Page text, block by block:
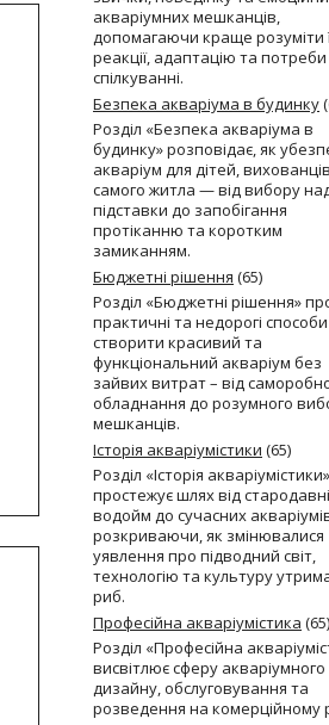
акваріумних мешканців,
допомагаючи краще розуміти
реакції, адаптацію та
спілкуванні.
Безпека акваріума в будинку
Розділ «Безпека акваріума в
будинку» розповідає, як
акваріум для дітей,
самого житла — від вибору
підставки до запобігання
протіканню та коротким
замиканням.
Бюджетні рішення (65)
Розділ «Бюджетні рішення»
практичні та недорогі способи
створити красивий та
функціональний акваріум без
зайвих витрат – від
обладнання до розумного
мешканців.
Історія акваріумістики (65)
Розділ «Історія акваріумістики»
простежує шлях від
водойм до сучасних
розкриваючи, як змінювалися
уявлення про підводний світ,
технологію та культуру
риб.
Професійна акваріумістика (65)
Розділ «Професійна
висвітлює сферу акваріумного
дизайну, обслуговування та
розведення на комерційному